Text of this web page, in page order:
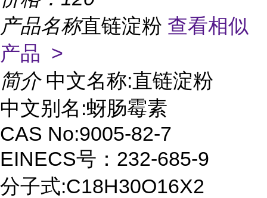
产品名称直链淀粉 查看相似
产品 >
简介 中文名称:直链淀粉
中文别名:蚜肠霉素
CAS No:9005-82-7
EINECS号：232-685-9
分子式:C18H30O16X2